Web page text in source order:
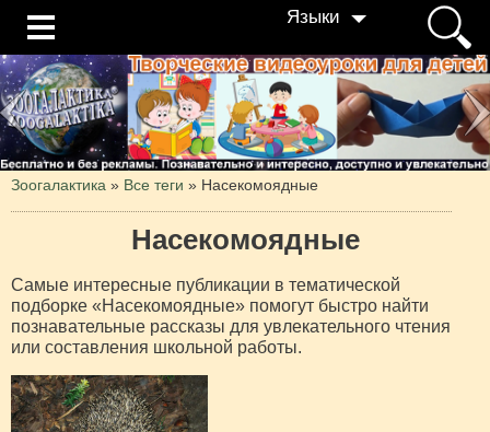
Языки
Зоогалактика » Все теги » Насекомоядные
Насекомоядные
Самые интересные публикации в тематической
подборке «Насекомоядные» помогут быстро найти
познавательные рассказы для увлекательного чтения
или составления школьной работы.